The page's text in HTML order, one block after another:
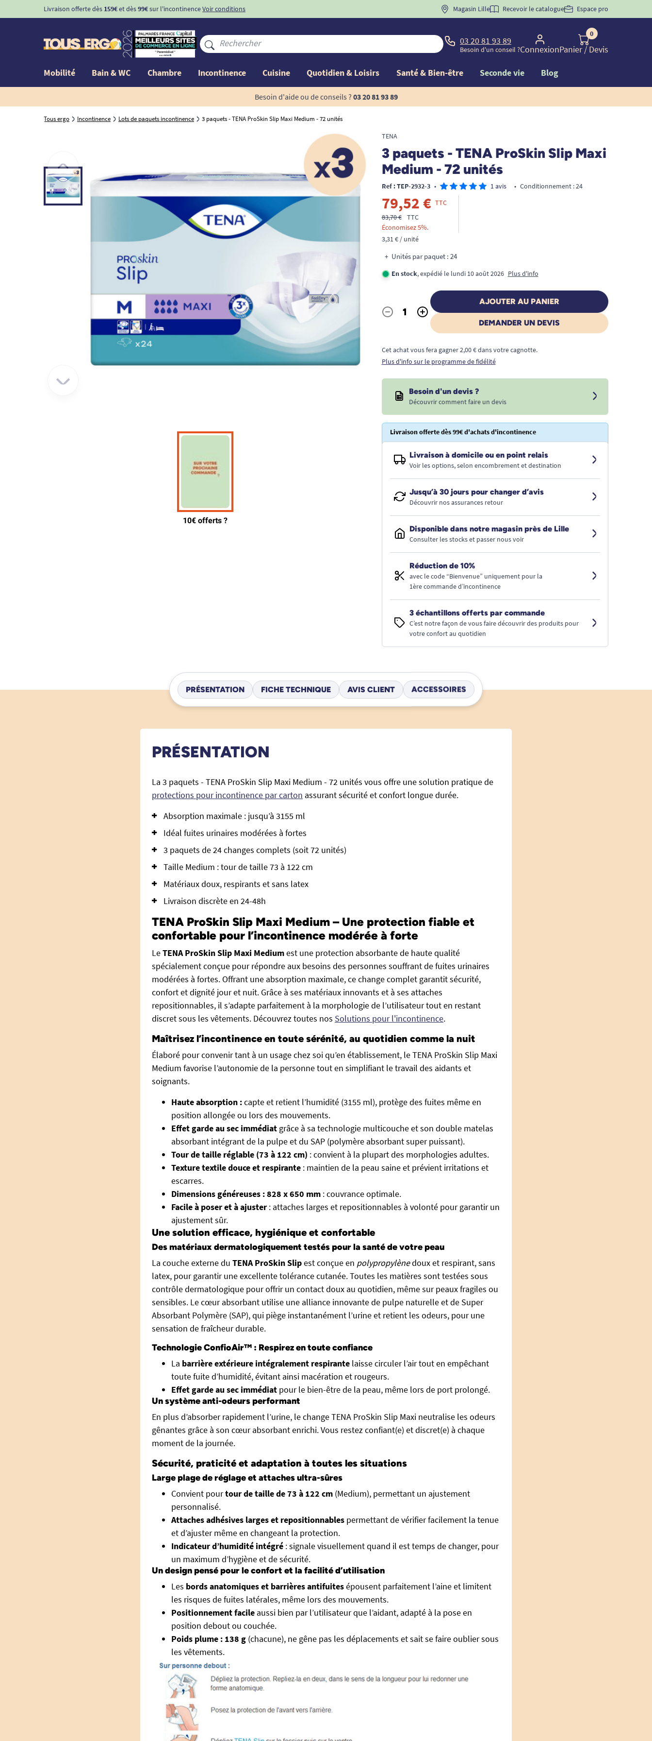
Livraison offerte dès 159€et dès99€sur l'incontinenceVoir conditions BIENVENUE" pourla 1ère commande d'incontinence
Magasin Lille Recevoir le catalogue Espace pro
03 20 81 93 89
Besoin d'un conseil ?Connexion
0
Panier/ Devis
Mobilité Bain & WC Chambre Incontinence Cuisine Quotidien & Loisirs Santé & Bien-être Seconde vie Blog
Besoin d'aide ou de conseils ? 03 20 81 93 89
Tous ergo Incontinence Lots de paquets incontinence 3 paquets - TENA ProSkin Slip Maxi Medium - 72 unités
TENA
3 paquets - TENA ProSkin Slip Maxi
Medium - 72 unités
Ref : TEP-2932-3 • 1 avis • Conditionnement : 24
79,52 € TTC
83,70 €
TTC
Économisez 5%.
3,31 € / unité
Unités par paquet : 24
En stock, expédié le lundi 10 août 2026 Plus d'info
Quantité
- +
AJOUTER AU PANIER
DEMANDER UN DEVIS
Cet achat vous fera gagner 2,00 € dans votre cagnotte.
Plus d'info sur le programme de fidélité
Besoin d'un devis ?
Découvrir comment faire un devis
Livraison offerte dès 99€ d'achats d'incontinence
Livraison à domicile ou en point relais
Voir les options, selon encombrement et destination
Jusqu’à 30 jours pour changer d’avis
Découvrir nos assurances retour
Disponible dans notre magasin près de Lille
Consulter les stocks et passer nous voir
Réduction de 10%
avec le code “Bienvenue” uniquement pour la
1ère commande d’incontinence
3 échantillons offerts par commande
C’est notre façon de vous faire découvrir des produits pour
votre confort au quotidien
PRÉSENTATION FICHE TECHNIQUE AVIS CLIENT ACCESSOIRES
PRÉSENTATION
La 3 paquets - TENA ProSkin Slip Maxi Medium - 72 unités vous offre une solution pratique de
protections pour incontinence par carton assurant sécurité et confort longue durée.
Absorption maximale : jusqu’à 3155 ml
Idéal fuites urinaires modérées à fortes
3 paquets de 24 changes complets (soit 72 unités)
Taille Medium : tour de taille 73 à 122 cm
Matériaux doux, respirants et sans latex
Livraison discrète en 24-48h
TENA ProSkin Slip Maxi Medium – Une protection fiable et
confortable pour l’incontinence modérée à forte
LeTENA ProSkin Slip Maxi Mediumest une protection absorbante de haute qualité
spécialement conçue pour répondre aux besoins des personnes souffrant de fuites urinaires
modérées à fortes. Offrant une absorption maximale, ce change complet garantit sécurité,
confort et dignité jour et nuit. Grâce à ses matériaux innovants et à ses attaches
repositionnables, il s’adapte parfaitement à la morphologie de l’utilisateur tout en restant
discret sous les vêtements. Découvrez toutes nos Solutions pour l'incontinence.
Maîtrisez l’incontinence en toute sérénité, au quotidien comme la nuit
Élaboré pour convenir tant à un usage chez soi qu’en établissement, le TENA ProSkin Slip Maxi
Medium favorise l’autonomie de la personne tout en simplifiant le travail des aidants et
soignants.
Haute absorption :capte et retient l’humidité (3155 ml), protège des fuites même en
position allongée ou lors des mouvements.
Effet garde au sec immédiat grâce à sa technologie multicouche et son double matelas
absorbant intégrant de la pulpe et du SAP (polymère absorbant super puissant).
Tour de taille réglable (73 à 122 cm) : convient à la plupart des morphologies adultes.
Texture textile douce et respirante : maintien de la peau saine et prévient irritations et
escarres.
Dimensions généreuses : 828 x 650 mm : couvrance optimale.
Facile à poser et à ajuster : attaches larges et repositionnables à volonté pour garantir un
ajustement sûr.
Une solution efficace, hygiénique et confortable
Des matériaux dermatologiquement testés pour la santé de votre peau
La couche externe du TENA ProSkin Slipest conçue en polypropylènedoux et respirant, sans
latex, pour garantir une excellente tolérance cutanée. Toutes les matières sont testées sous
contrôle dermatologique pour offrir un contact doux au quotidien, même sur peaux fragiles ou
sensibles. Le cœur absorbant utilise une alliance innovante de pulpe naturelle et de Super
Absorbant Polymère (SAP), qui piège instantanément l’urine et retient les odeurs, pour une
sensation de fraîcheur durable.
Technologie ConfioAir™ : Respirez en toute confiance
La barrière extérieure intégralement respirante laisse circuler l’air tout en empêchant
toute fuite d’humidité, évitant ainsi macération et rougeurs.
Effet garde au sec immédiat pour le bien-être de la peau, même lors de port prolongé.
Un système anti-odeurs performant
En plus d’absorber rapidement l’urine, le change TENA ProSkin Slip Maxi neutralise les odeurs
gênantes grâce à son cœur absorbant enrichi. Vous restez confiant(e) et discret(e) à chaque
moment de la journée.
Sécurité, praticité et adaptation à toutes les situations
Large plage de réglage et attaches ultra-sûres
Convient pourtour de taille de 73 à 122 cm (Medium), permettant un ajustement
personnalisé.
Attaches adhésives larges et repositionnables permettant de vérifier facilement la tenue
et d’ajuster même en changeant la protection.
Indicateur d’humidité intégré : signale visuellement quand il est temps de changer, pour
un maximum d’hygiène et de sécurité.
Un design pensé pour le confort et la facilité d’utilisation
Les bords anatomiques et barrières antifuitesépousent parfaitement l’aine et limitent
les risques de fuites latérales, même lors des mouvements.
Positionnement facile aussi bien par l’utilisateur que l’aidant, adapté à la pose en
position debout ou couchée.
Poids plume : 138 g (chacune), ne gêne pas les déplacements et sait se faire oublier sous
les vêtements.